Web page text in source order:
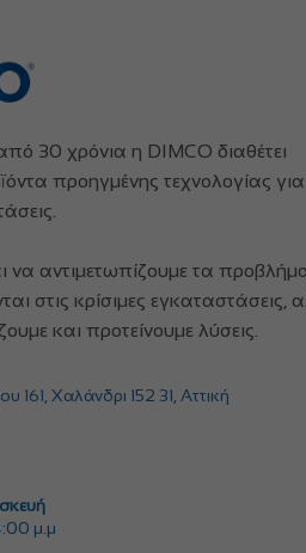
30 χρόνια η DIMCO διαθέτει
προηγμένης τεχνολογίας για
να αντιμετωπίζουμε τα
στις κρίσιμες εγκαταστάσεις,
και προτείνουμε λύσεις.
161, Χαλάνδρι 152 31, Αττική
μ.μ